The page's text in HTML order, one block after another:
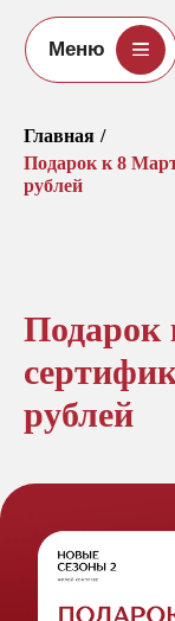
Меню
Главная /
Подарок к 8
рублей
Подарок
рублей